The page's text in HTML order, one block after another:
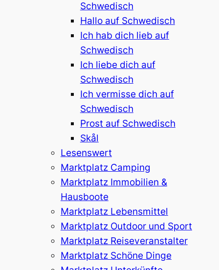
Schwedisch
Hallo auf Schwedisch
Ich hab dich lieb auf
Schwedisch
Ich liebe dich auf
Schwedisch
Ich vermisse dich auf
Schwedisch
Prost auf Schwedisch
Skål
Lesenswert
Marktplatz Camping
Marktplatz Immobilien &
Hausboote
Marktplatz Lebensmittel
Marktplatz Outdoor und Sport
Marktplatz Reiseveranstalter
Marktplatz Schöne Dinge